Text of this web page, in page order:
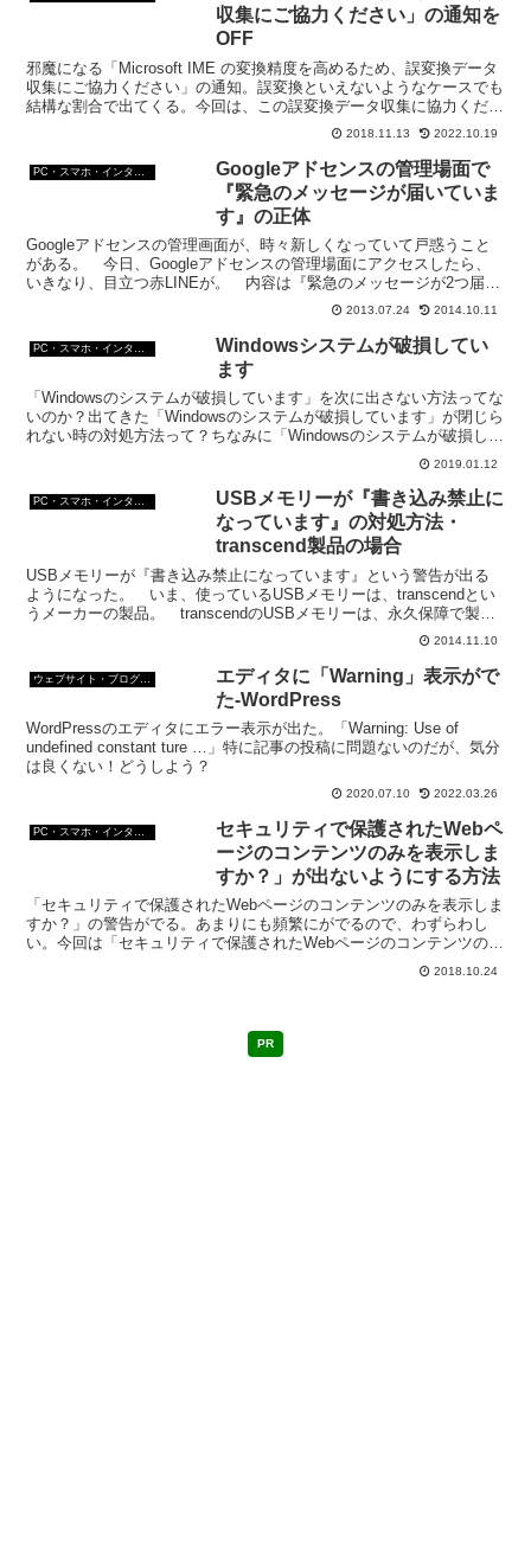
収集にご協力ください」の通知を
OFF
邪魔になる「Microsoft IME の変換精度を高めるため、誤変換データ
収集にご協力ください」の通知。誤変換といえないようなケースでも
結構な割合で出てくる。今回は、この誤変換データ収集に協力くださ
2018.11.13 2022.10.19
Googleアドセンスの管理場面で
『緊急のメッセージが届いていま
す』の正体
Googleアドセンスの管理画面が、時々新しくなっていて戸惑うこと
がある。 今日、Googleアドセンスの管理場面にアクセスしたら、
いきなり、目立つ赤LINEが。 内容は『緊急のメッセージが2つ届い
ています。』 なんですと？何かやったか？？...2013.07.24 2014.10.11
PC・スマホ・インターネットトラブルの解消方法
Windowsシステムが破損してい
ます
「Windowsのシステムが破損しています」を次に出さない方法ってな
いのか？出てきた「Windowsのシステムが破損しています」が閉じら
れない時の対処方法って？ちなみに「Windowsのシステムが破損して
2019.01.12
PC・スマホ・インターネットトラブルの解消方法
USBメモリーが『書き込み禁止に
なっています』の対処方法・
transcend製品の場合
USBメモリーが『書き込み禁止になっています』という警告が出る
ようになった。 いま、使っているUSBメモリーは、transcendとい
うメーカーの製品。 transcendのUSBメモリーは、永久保障で製品
2014.11.10
エディタに「Warning」表示がで
た-WordPress
WordPressのエディタにエラー表示が出た。「Warning: Use of
undefined constant ture …」特に記事の投稿に問題ないのだが、気分
は良くない！どうしよう？
2020.07.10 2022.03.26
セキュリティで保護されたWebペ
ージのコンテンツのみを表示しま
すか？」が出ないようにする方法
「セキュリティで保護されたWebページのコンテンツのみを表示しま
すか？」の警告がでる。あまりにも頻繁にがでるので、わずらわし
い。今回は「セキュリティで保護されたWebページのコンテンツのみ
2018.10.24
PR